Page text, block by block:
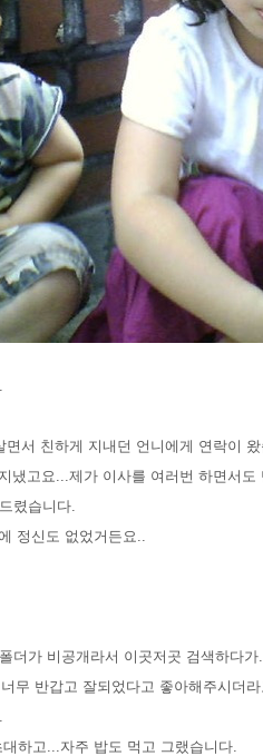
서 친하게 지내던 언니에게 연락이 왔
냈 고요...제가 이사를 여러번 하면서도
렸습니다.
정신도 없었거든요..
더가 비공개라서 이곳저곳 검색하다
무 반갑고 잘되었다고 좋아해주시더라
하고...자주 밥도 먹고 그랬습니다.